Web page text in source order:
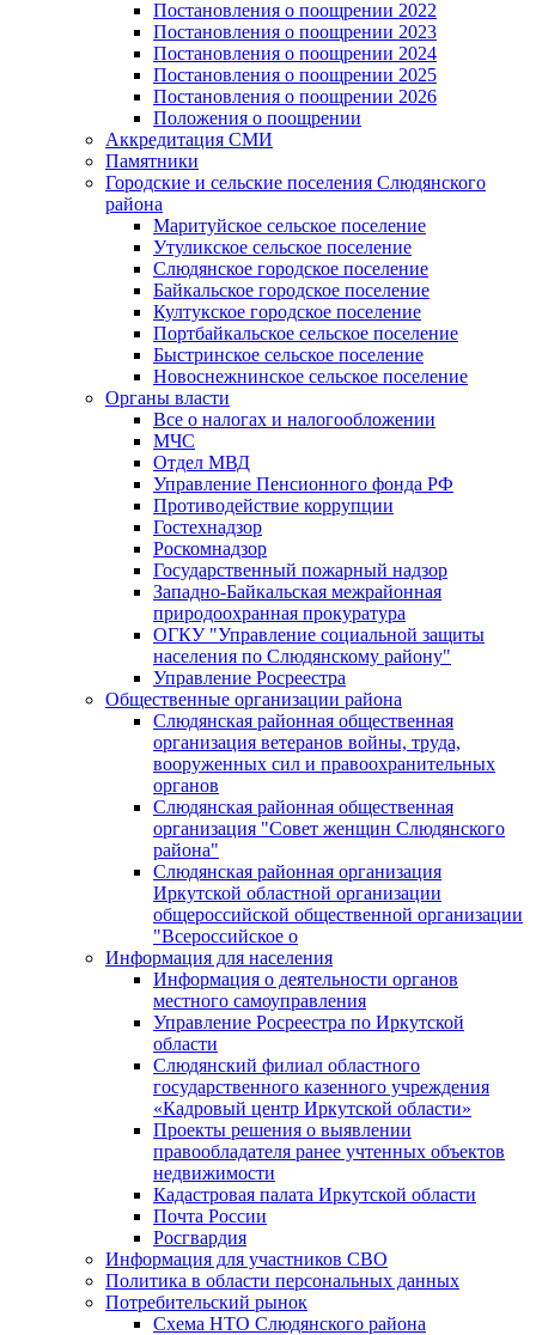
Постановления о поощрении 2022
Постановления о поощрении 2023
Постановления о поощрении 2024
Постановления о поощрении 2025
Постановления о поощрении 2026
Положения о поощрении
Аккредитация СМИ
Памятники
Городские и сельские поселения Слюдянского
района
Маритуйское сельское поселение
Утуликское сельское поселение
Слюдянское городское поселение
Байкальское городское поселение
Култукское городское поселение
Портбайкальское сельское поселение
Быстринское сельское поселение
Новоснежнинское сельское поселение
Органы власти
Все о налогах и налогообложении
МЧС
Отдел МВД
Управление Пенсионного фонда РФ
Противодействие коррупции
Гостехнадзор
Роскомнадзор
Государственный пожарный надзор
Западно-Байкальская межрайонная
природоохранная прокуратура
ОГКУ "Управление социальной защиты
населения по Слюдянскому району"
Управление Росреестра
Общественные организации района
Слюдянская районная общественная
организация ветеранов войны, труда,
вооруженных сил и правоохранительных
органов
Слюдянская районная общественная
организация "Совет женщин Слюдянского
района"
Слюдянская районная организация
Иркутской областной организации
общероссийской общественной организации
"Всероссийское о
Информация для населения
Информация о деятельности органов
местного самоуправления
Управление Росреестра по Иркутской
области
Слюдянский филиал областного
государственного казенного учреждения
«Кадровый центр Иркутской области»
Проекты решения о выявлении
правообладателя ранее учтенных объектов
недвижимости
Кадастровая палата Иркутской области
Почта России
Росгвардия
Информация для участников СВО
Политика в области персональных данных
Потребительский рынок
Схема НТО Слюдянского района